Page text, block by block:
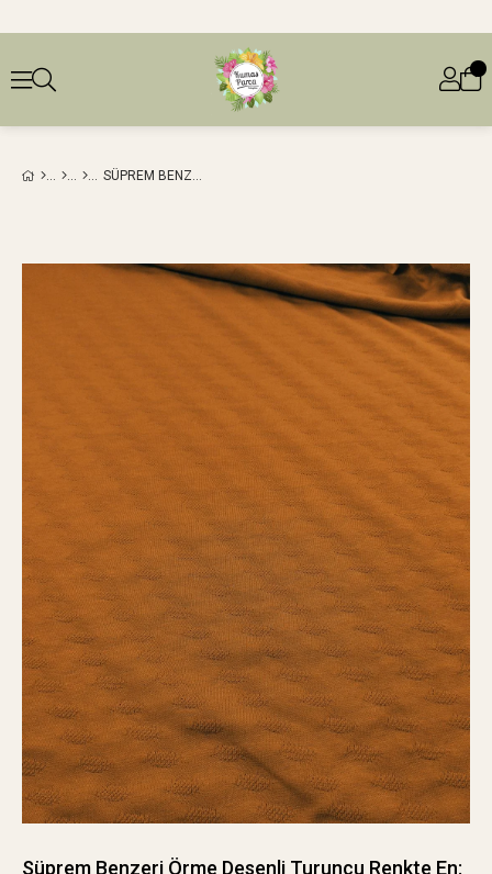
SÜPREM BENZERI ÖRME DESENLI TURUNCU RENKTE EN: 180 CM
Süprem Benzeri Örme Desenli Turuncu Renkte En: